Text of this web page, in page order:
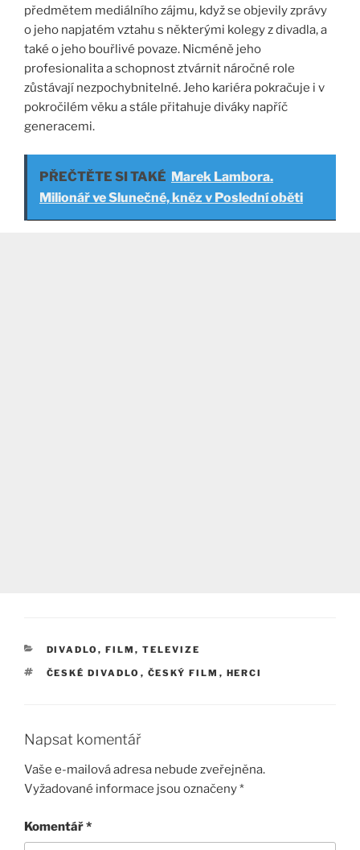
předmětem mediálního zájmu, když se objevily zprávy
o jeho napjatém vztahu s některými kolegy z divadla, a
také o jeho bouřlivé povaze. Nicméně jeho
profesionalita a schopnost ztvárnit náročné role
zůstávají nezpochybnitelné. Jeho kariéra pokračuje i v
pokročilém věku a stále přitahuje diváky napříč
generacemi.
PŘEČTĚTE SI TAKÉ Marek Lambora.
Milionář ve Slunečné, kněz v Poslední oběti
RUBRIKY
DIVADLO, FILM, TELEVIZE
ŠTÍTKY
ČESKÉ DIVADLO , ČESKÝ FILM , HERCI
Napsat komentář
Vaše e-mailová adresa nebude zveřejněna.
Vyžadované informace jsou označeny*
Komentář*